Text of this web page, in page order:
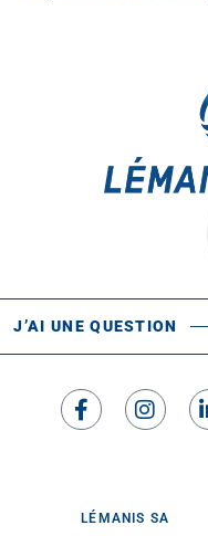
J’AI UNE QUESTION
LÉMANIS SA